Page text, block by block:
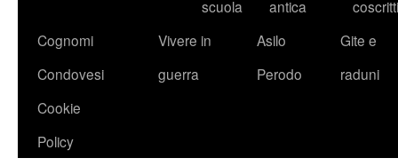
scuola
antica
coscritti
Cognomi
Condovesi
Vivere in
guerra
Asilo
Perodo
Gite e
raduni
Cookie
Policy